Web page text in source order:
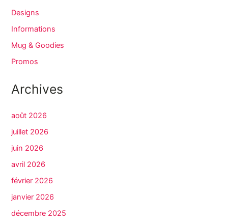
Designs
Informations
Mug & Goodies
Promos
Archives
août 2026
juillet 2026
juin 2026
avril 2026
février 2026
janvier 2026
décembre 2025